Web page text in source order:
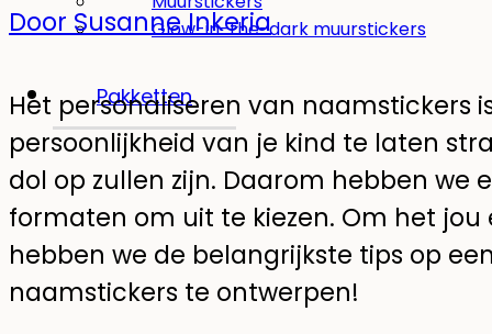
Glow-in-the-dark muurstickers
Pakketten
Door Susanne Inkeria
Het personaliseren van naamstickers
persoonlijkheid van je kind te laten
dol op zullen zijn. Daarom hebben
formaten om uit te kiezen. Om het
hebben we de belangrijkste tips op
naamstickers te ontwerpen!